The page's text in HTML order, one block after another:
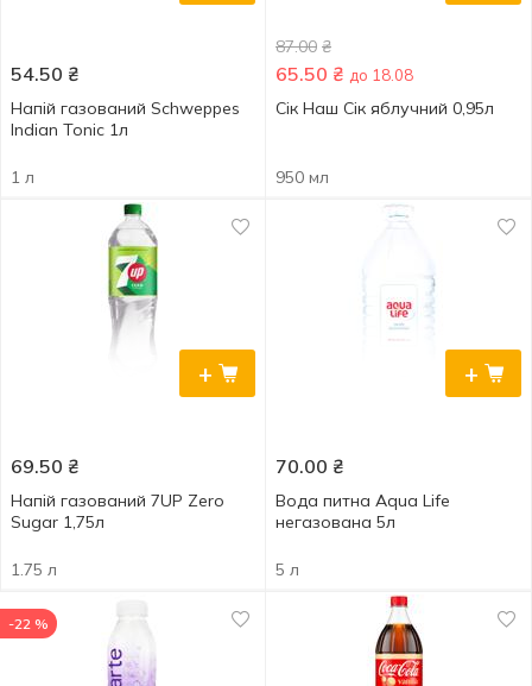
54.50 ₴
Напій газований Schweppes
Indian Tonic 1л
1 л
87.00 ₴
65.50 ₴ до 18.08
Сік Наш Сік яблучний 0,95л
950 мл
+
69.50 ₴
Напій газований 7UP Zero
Sugar 1,75л
1.75 л
+
70.00 ₴
Вода питна Aqua Life
негазована 5л
5 л
-22 %